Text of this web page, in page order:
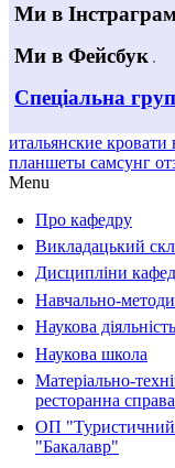
Ми в
Ми в Фейсбук
Спеціальна
итальянские кровати
планшеты самсунг
Menu
Про кафедру
Викладацький
Дисципліни
Навчально-
Наукова діяльність
Наукова школа
Матеріально-
ресторанна
ОП "Туристичний
"Бакалавр"